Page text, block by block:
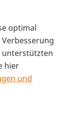
optimal
unterstützten
hier
und